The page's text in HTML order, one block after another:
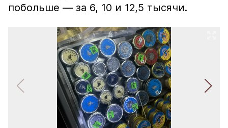
побольше — за 6, 10 и 12,5 тысячи.